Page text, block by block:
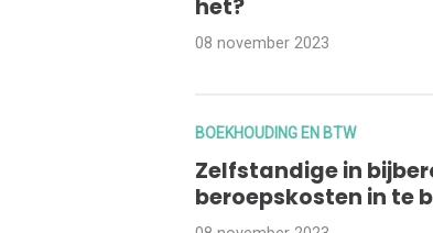
het?
08 november 2023
BOEKHOUDING EN BTW
Zelfstandige in
beroepskosten in te